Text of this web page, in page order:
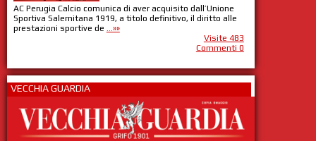
AC Perugia Calcio comunica di aver acquisito dall’Unione
Sportiva Salernitana 1919, a titolo definitivo, il diritto alle
prestazioni sportive de ...»»
Visite 483
Commenti 0
VECCHIA GUARDIA